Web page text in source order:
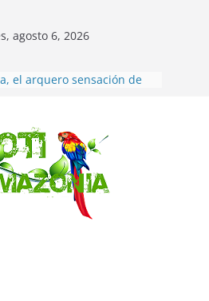
agosto 6, 2026
a 34 años de prisión a
en caso de Alison,
el arquero sensación de
ya llegó para
a Colo Colo de Chile
la parroquia Diez de
a su nueva reina por
de sueño”: una alerta